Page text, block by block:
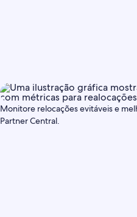
Monitore relocações evitáveis e
Partner Central.